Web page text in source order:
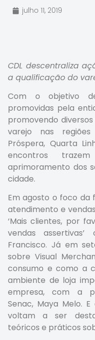
julho 11, 2019
CDL descentraliza
a qualificação do
Com o objetivo
promovidas pela
promovendo
varejo nas
Próspera, Quarta
encontros
aprimoramento dos
cidade.
Em agosto o foco da
atendimento e
‘Mais clientes, por
vendas
Francisco. Já em
sobre Visual
consumo e como a
ambiente de loja
empresa, com a
Senac, Maya Melo.
voltam a ser
teóricos e práticos